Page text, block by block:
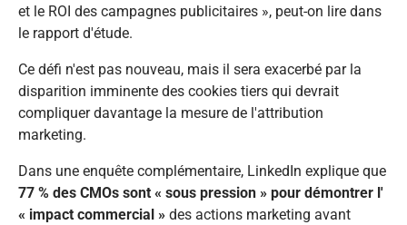
et le ROI des campagnes publicitaires », peut-on lire dans
le rapport d'étude.
Ce défi n'est pas nouveau, mais il sera exacerbé par la
disparition imminente des cookies tiers qui devrait
compliquer davantage la mesure de l'attribution
marketing.
Dans une enquête complémentaire, LinkedIn explique que
77 % des CMOs sont « sous pression » pour démontrer l'
« impact commercial » des actions marketing avant